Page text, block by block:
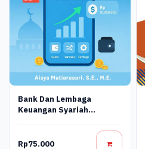
Bank Dan Lembaga
Keuangan Syariah
Rp75.000